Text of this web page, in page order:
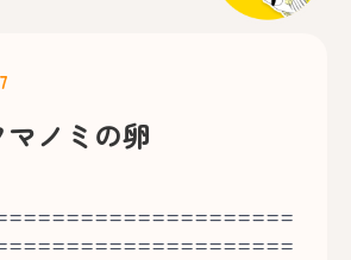
ノミの卵